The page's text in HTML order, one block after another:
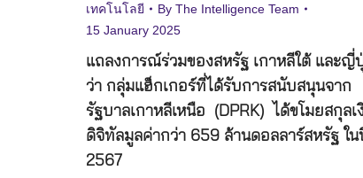
เทคโนโลยี By The Intelligence Team
15 January 2025
แถลงการณ์ร่วมของสหรัฐ เกาหลีใต้ และญี่
ว่า กลุ่มแฮ็กเกอร์ที่ได้รับการสนับสนุนจาก
รัฐบาลเกาหลีเหนือ (DPRK) ได้ขโมยสกุลเ
ดิจิทัลมูลค่ากว่า 659 ล้านดอลลาร์สหรัฐ ใน
2567